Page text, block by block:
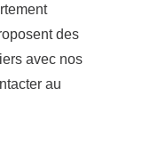
des
avec nos
au